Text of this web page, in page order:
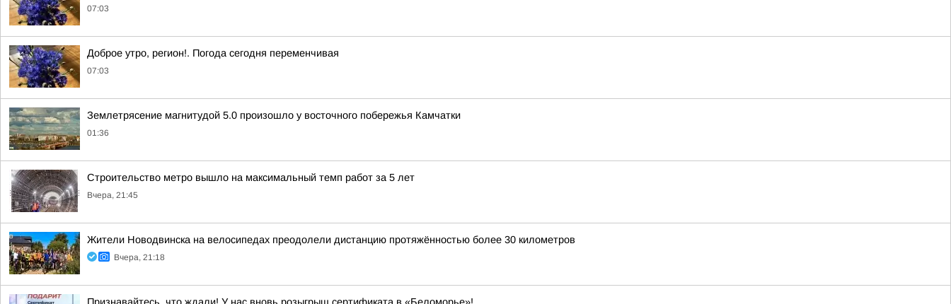
07:03
Доброе утро, регион!. Погода сегодня переменчивая
07:03
Землетрясение магнитудой 5.0 произошло у восточного побережья Камчатки
01:36
Строительство метро вышло на максимальный темп работ за 5 лет
Вчера, 21:45
Жители Новодвинска на велосипедах преодолели дистанцию протяжённостью более 30 километров
Вчера, 21:18